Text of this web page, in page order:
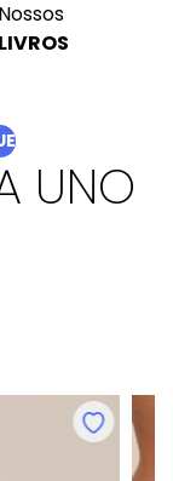
Linha
STUDIO
UNO